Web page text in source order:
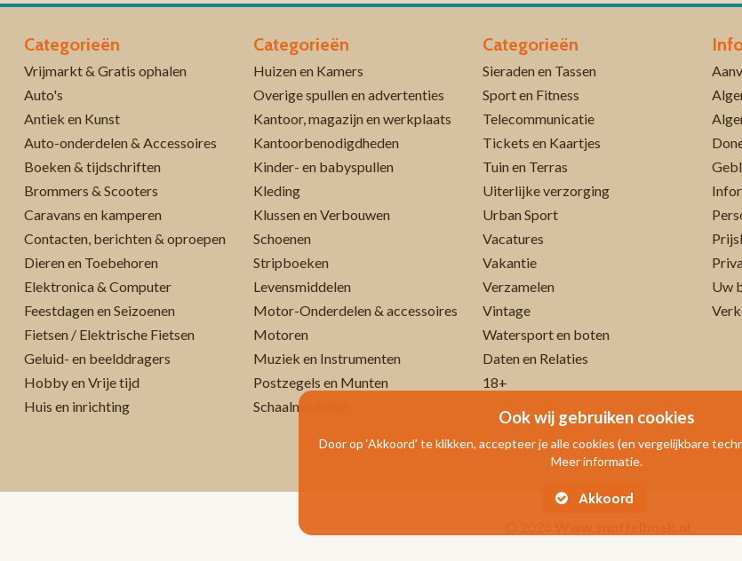
Categorieën
Vrijmarkt & Gratis ophalen
Auto's
Antiek en Kunst
Auto-onderdelen & Accessoires
Boeken & tijdschriften
Brommers & Scooters
Caravans en kamperen
Contacten, berichten & oproepen
Dieren en Toebehoren
Elektronica & Computer
Feestdagen en Seizoenen
Fietsen / Elektrische Fietsen
Geluid- en beelddragers
Hobby en Vrije tijd
Huis en inrichting
Categorieën
Huizen en Kamers
Overige spullen en advertenties
Kantoor, magazijn en werkplaats
Kantoorbenodigdheden
Kinder- en babyspullen
Kleding
Klussen en Verbouwen
Schoenen
Stripboeken
Levensmiddelen
Motor-Onderdelen & accessoires
Motoren
Muziek en Instrumenten
Postzegels en Munten
Schaalmodellen
Categorieën
Sieraden en Tassen
Sport en Fitness
Telecommunicatie
Tickets en Kaartjes
Tuin en Terras
Uiterlijke verzorging
Urban Sport
Vacatures
Vakantie
Verzamelen
Vintage
Watersport en boten
Daten en Relaties
18+
Uw
Ook wij gebruiken cookies
Door op ‘Akkoord’ te klikken, accepteer je alle cookies (en vergelijkbare
Meer informatie.
Akkoord